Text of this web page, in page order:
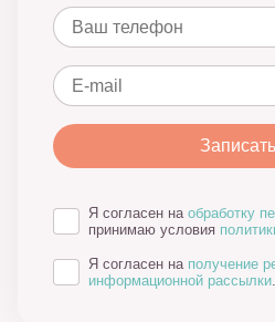
Я согласен на обработку
принимаю условия
Я согласен на получение
информационной рассылки.